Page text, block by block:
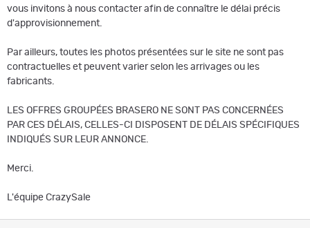
vous invitons à nous contacter afin de connaître le délai précis
d'approvisionnement.
Par ailleurs, toutes les photos présentées sur le site ne sont pas
contractuelles et peuvent varier selon les arrivages ou les
fabricants.
LES OFFRES GROUPÉES BRASERO NE SONT PAS CONCERNÉES
PAR CES DÉLAIS, CELLES-CI DISPOSENT DE DÉLAIS SPÉCIFIQUES
INDIQUÉS SUR LEUR ANNONCE.
Merci.
L'équipe CrazySale